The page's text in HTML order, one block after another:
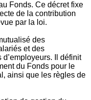
Fonds. Ce décret fixe
de la contribution
par la loi.
des
et des
Il définit
du Fonds pour le
ainsi que les règles de